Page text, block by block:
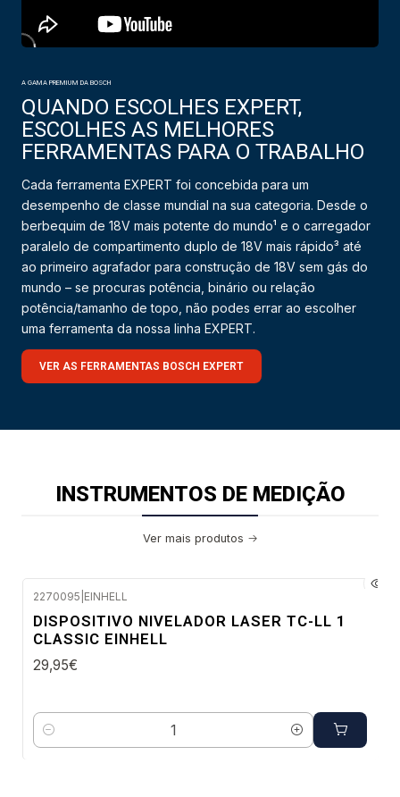
A GAMA PREMIUM DA BOSCH
QUANDO ESCOLHES EXPERT,
ESCOLHES AS MELHORES
FERRAMENTAS PARA O TRABALHO
Cada ferramenta EXPERT foi concebida para um
desempenho de classe mundial na sua categoria. Desde o
berbequim de 18V mais potente do mundo¹ e o carregador
paralelo de compartimento duplo de 18V mais rápido³ até
ao primeiro agrafador para construção de 18V sem gás do
mundo – se procuras potência, binário ou relação
potência/tamanho de topo, não podes errar ao escolher
uma ferramenta da nossa linha EXPERT.
VER AS FERRAMENTAS BOSCH EXPERT
INSTRUMENTOS DE MEDIÇÃO
Ver mais produtos
2270095 EINHELL
DISPOSITIVO NIVELADOR LASER TC-LL 1
CLASSIC EINHELL
29,95€
Quantidade